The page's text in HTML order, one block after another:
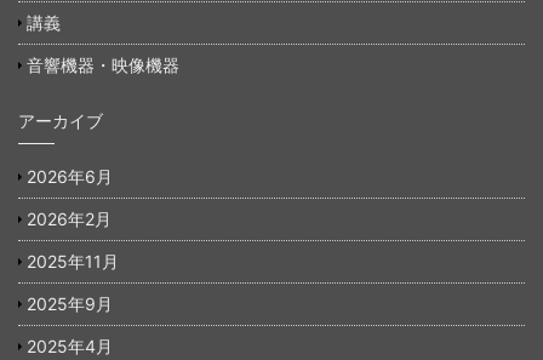
講義
音響機器・映像機器
アーカイブ
2026年6月
2026年2月
2025年11月
2025年9月
2025年4月